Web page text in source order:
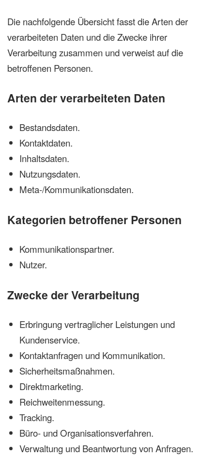
Die nachfolgende Übersicht fasst die Arten der
verarbeiteten Daten und die Zwecke ihrer
Verarbeitung zusammen und verweist auf die
betroffenen Personen.
Arten der verarbeiteten Daten
Bestandsdaten.
Kontaktdaten.
Inhaltsdaten.
Nutzungsdaten.
Meta-/Kommunikationsdaten.
Kategorien betroffener Personen
Kommunikationspartner.
Nutzer.
Zwecke der Verarbeitung
Erbringung vertraglicher Leistungen und
Kundenservice.
Kontaktanfragen und Kommunikation.
Sicherheitsmaßnahmen.
Direktmarketing.
Reichweitenmessung.
Tracking.
Büro- und Organisationsverfahren.
Verwaltung und Beantwortung von Anfragen.